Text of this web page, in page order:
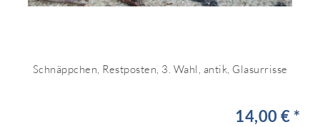
Schnäppchen, Restposten, 3. Wahl, antik, Glasurrisse
14,00 € *